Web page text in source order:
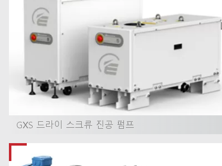
GXS 드라이 스크류 진공 펌프